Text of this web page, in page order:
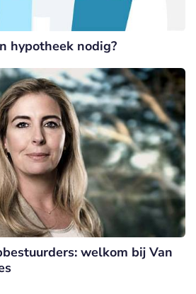
hypotheek nodig?
welkom bij Van